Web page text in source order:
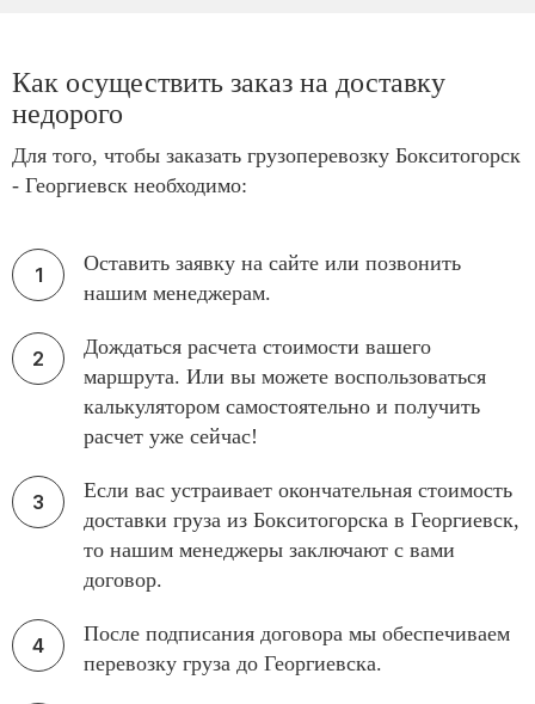
Как осуществить заказ на доставку
недорого
Для того, чтобы заказать грузоперевозку Бокситогорск
- Георгиевск необходимо:
Оставить заявку на сайте или позвонить
нашим менеджерам.
Дождаться расчета стоимости вашего
маршрута. Или вы можете воспользоваться
калькулятором самостоятельно и получить
расчет уже сейчас!
Если вас устраивает окончательная стоимость
доставки груза из Бокситогорска в Георгиевск,
то нашим менеджеры заключают с вами
договор.
После подписания договора мы обеспечиваем
перевозку груза до Георгиевска.